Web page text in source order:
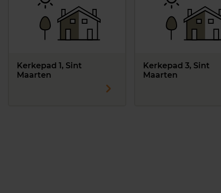
Kerkepad 1, Sint
Maarten
Kerkepad 3, Sint
Maarten